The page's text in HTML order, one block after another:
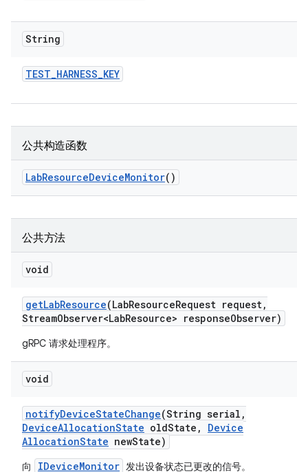
String
TEST_HARNESS_KEY
公共构造函数
LabResourceDeviceMonitor()
公共方法
void
getLabResource(LabResourceRequest request,
StreamObserver<LabResource> responseObserver)
gRPC 请求处理程序。
void
notifyDeviceStateChange(String serial ,
DeviceAllocationState oldState ,
Device
AllocationState newState)
向 IDeviceMonitor 发出设备状态已更改的信号。